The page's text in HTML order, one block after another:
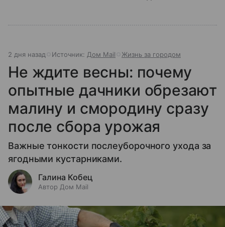
2 дня назад Источник: Дом Mail Жизнь за городом
Не ждите весны: почему
опытные дачники обрезают
малину и смородину сразу
после сбора урожая
Важные тонкости послеуборочного ухода за
ягодными кустарниками.
Галина Кобец
Автор Дом Mail